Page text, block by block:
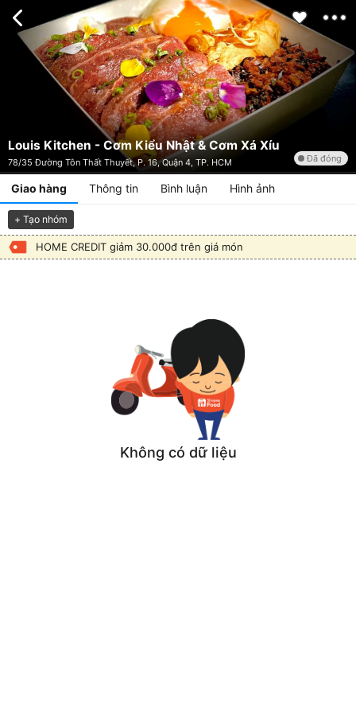
Louis Kitchen - Cơm Kiểu Nhật & Cơm Xá Xíu
78/35 Đường Tôn Thất Thuyết, P. 16, Quận 4, TP. HCM Đã đóng
Giao hàng Thông tin Bình luận Hình ảnh
+ Tạo nhóm
HOME CREDIT giảm 30.000đ trên giá món
Không có dữ liệu